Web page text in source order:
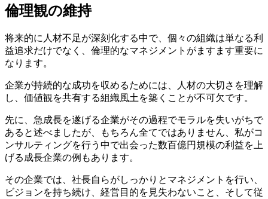
倫理観の維持
将来的に人材不足が深刻化する中で、個々の組織は単なる利
益追求だけでなく、倫理的なマネジメントがますます重要に
なります。
企業が持続的な成功を収めるためには、人材の大切さを理解
し、価値観を共有する組織風土を築くことが不可欠です。
先に、急成長を遂げる企業がその過程でモラルを失いがちで
あると述べましたが、もちろん全てではありません、私がコ
ンサルティングを行う中で出会った数百億円規模の利益を上
げる成長企業の例もあります。
その企業では、社長自らがしっかりとマネジメントを行い、
ビジョンを持ち続け、経営目的を見失わないこと、そして従